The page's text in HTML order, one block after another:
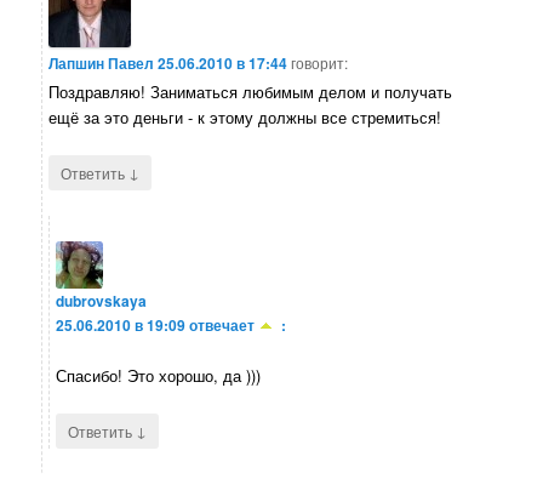
Лапшин Павел 25.06.2010 в 17:44говорит:
Поздравляю! Заниматься любимым делом и получать
ещё за это деньги - к этому должны все стремиться!
Ответить ↓
dubrovskaya
25.06.2010 в 19:09отвечает :
Спасибо! Это хорошо, да )))
Ответить ↓